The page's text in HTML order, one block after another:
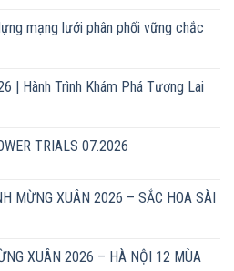
mạng lưới phân phối vững chắc
| Hành Trình Khám Phá Tương Lai
TRIALS 07.2026
MỪNG XUÂN 2026 – SẮC HOA SÀI
XUÂN 2026 – HÀ NỘI 12 MÙA